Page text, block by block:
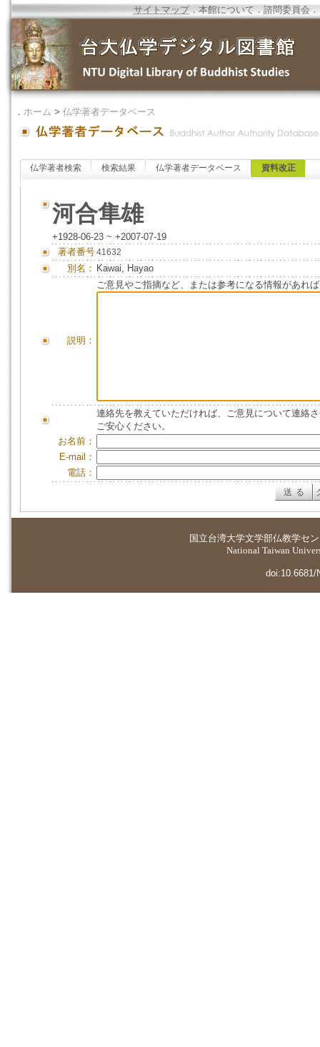
サイトマップ．本館について ．諮問委員会 ．
． ホーム > 仏学著者データベース
仏学著者検索 検索結果 仏学著者データベース 資料改正
河合隼雄
+1928-06-23 ~ +2007-07-19
著者番号41632
別名： Kawai, Hayao
説明：
ご意見やご指摘など、または参考になる情報があれ
連絡先を教えていただければ、ご意見について連絡
ご安心ください。
お名前：
E-mail：
電話：
国立台湾大学文学部仏教学セ
National Taiwan
doi:10.6681/